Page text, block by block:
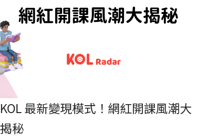
KOL 最新變現模式！網紅開課風潮大
揭秘